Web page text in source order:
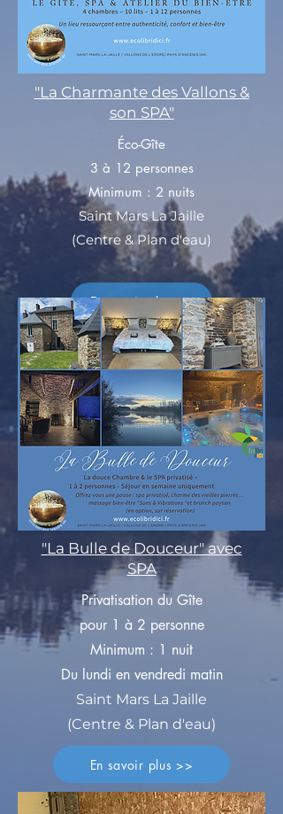
"La Charmante des Vallons &
son SPA"
Éco-Gîte
3 à 12 personnes
Minimum : 2 nuits
Saint Mars La Jaille
(Centre & Plan d'eau)
En savoir plus >>
"La Bulle de Douceur" avec
SPA
Privatisation du Gîte
pour 1 à 2 personne
Minimum : 1 nuit
Du lundi en vendredi matin
Saint Mars La Jaille
(Centre & Plan d'eau)
En savoir plus >>